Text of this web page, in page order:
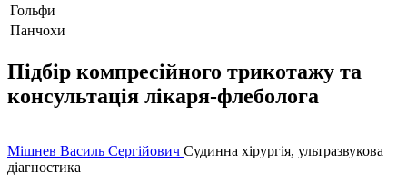
Гольфи
Панчохи
Підбір компресійного трикотажу та
консультація лікаря-флеболога
Мішнев Василь Сергійович Судинна хірургія, ультразвукова
діагностика